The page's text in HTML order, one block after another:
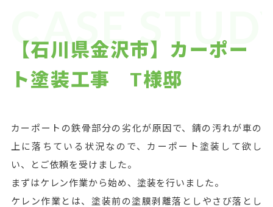
CASE
【石川県金沢市】カーポー
ト塗装工事 T様邸
カーポートの鉄骨部分の劣化が原因で、錆の汚れが車の
上に落ちている状況なので、カーポート塗装して欲し
い、とご依頼を受けました。
まずはケレン作業から始め、塗装を行いました。
ケレン作業とは、塗装前の塗膜剥離落としやさび落とし